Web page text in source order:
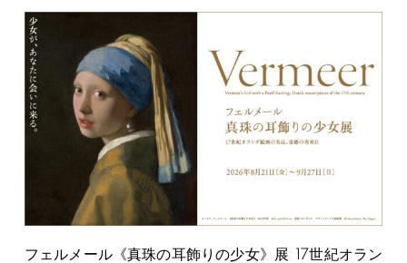
フェルメール《真珠の耳飾りの少女》展 17世紀オラン